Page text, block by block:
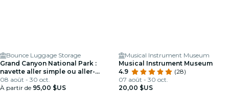
Bounce Luggage Storage
Grand Canyon National Park :
navette aller simple ou aller-
retour depuis Las Vegas
08 août - 30 oct.
À partir de 95,00 $US
Musical Instrument Museum
Musical Instrument Museum
4.9
(28)
07 août - 30 oct.
20,00 $US